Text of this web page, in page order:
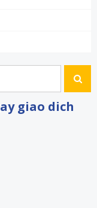
giao dich